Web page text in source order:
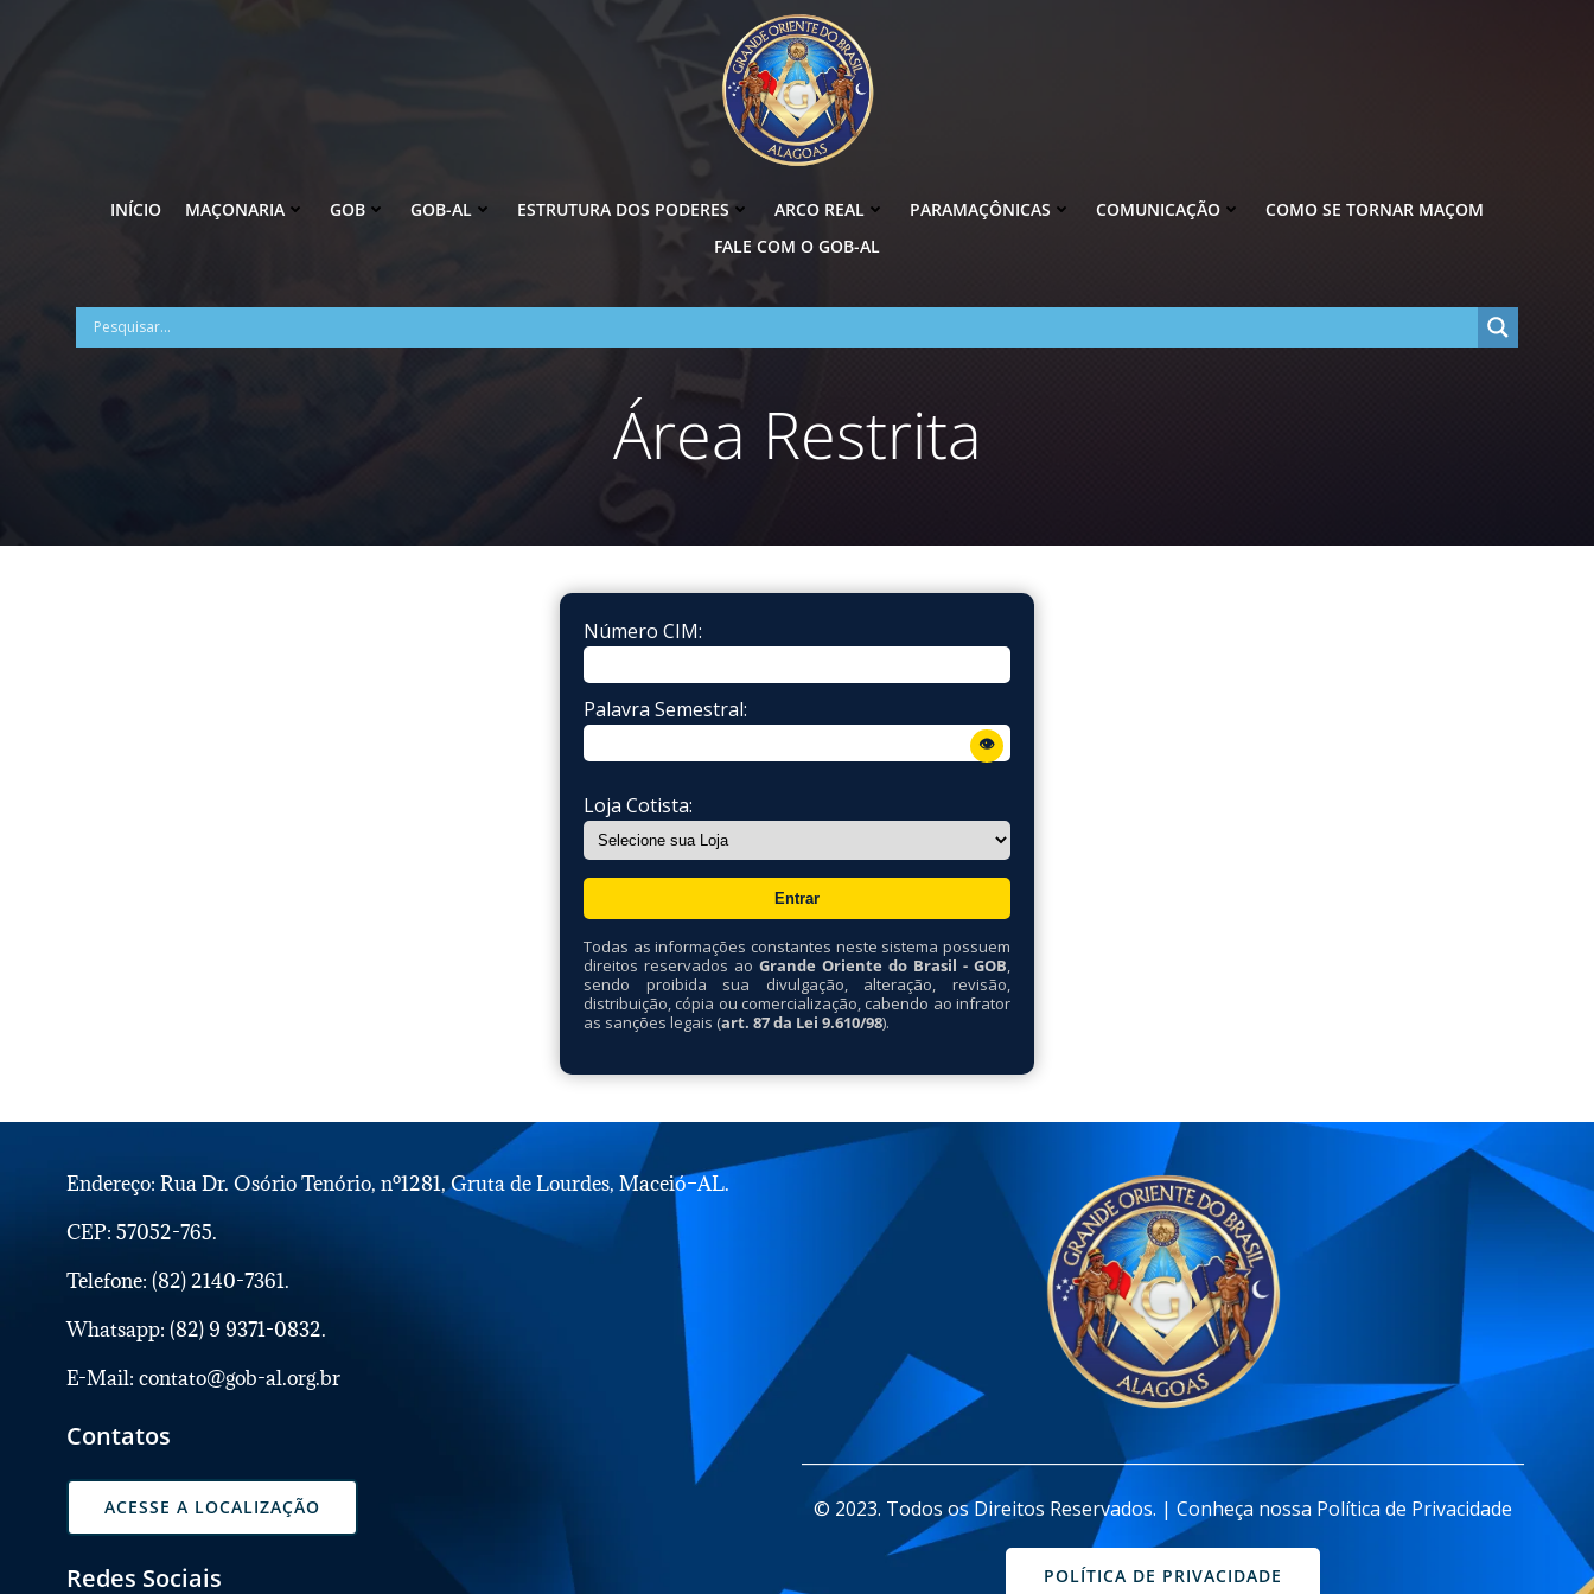
INÍCIO MAÇONARIA GOB GOB-AL ESTRUTURA DOS PODERES ARCO REAL PARAMAÇÔNICAS COMUNICAÇÃO
COMO SE TORNAR MAÇOM
FALE COM O GOB-AL
Área Restrita
Número CIM:
Palavra Semestral:
👁
Loja Cotista:
Todas as informações constantes neste sistema possuem
direitos reservados ao Grande Oriente do Brasil - GOB,
sendo proibida sua divulgação, alteração, revisão,
distribuição, cópia ou comercialização, cabendo ao infrator
as sanções legais (art. 87 da Lei 9.610/98).
Endereço: Rua Dr. Osório Tenório, nº1281, Gruta de Lourdes, Maceió–AL.
CEP: 57052-765.
Telefone: (82) 2140-7361.
Whatsapp: (82) 9 9371-0832.
E-Mail: contato@gob-al.org.br
Contatos
ACESSE A LOCALIZAÇÃO
Redes Sociais
_______________________________________________________________________________________
© 2023. Todos os Direitos Reservados. | Conheça nossa Política de Privacidade
POLÍTICA DE PRIVACIDADE